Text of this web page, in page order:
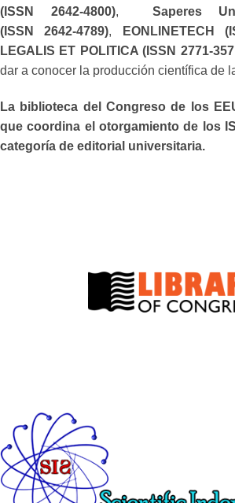
(ISSN 2642-4800),
Saperes
(ISSN 2642-4789), EONLINETECH
LEGALIS ET POLITICA (ISSN 2771-
dar a conocer la producción científica de
La biblioteca del Congreso de los
que coordina el otorgamiento de los
categoría de editorial universitaria.